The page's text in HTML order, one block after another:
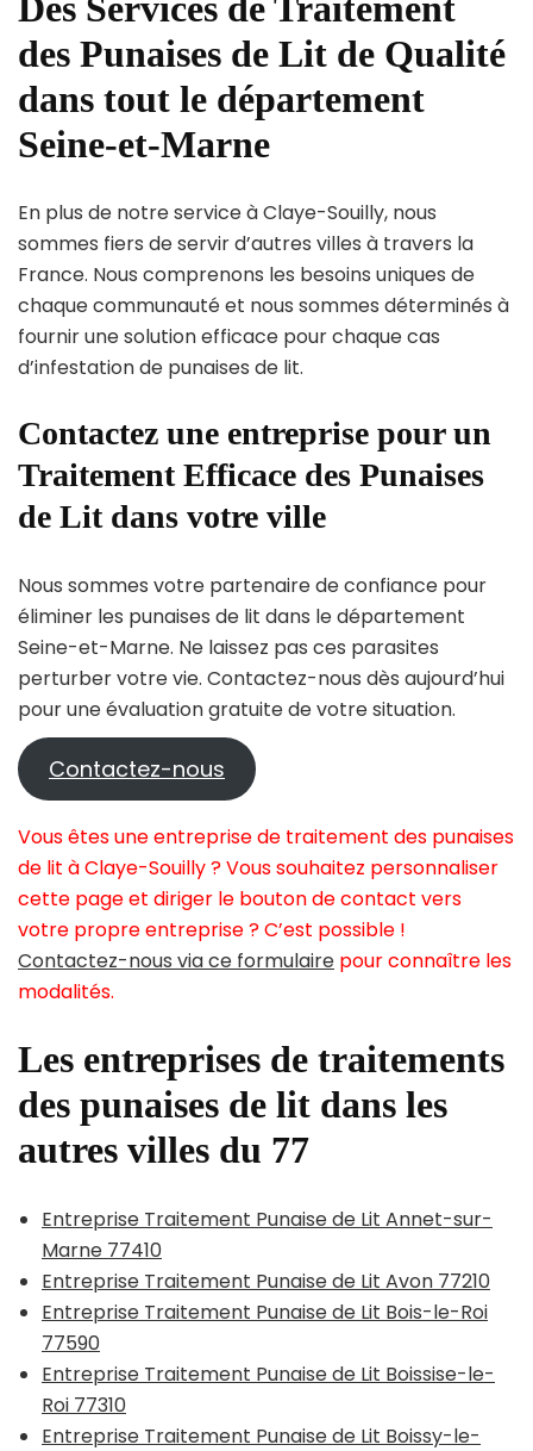
des Punaises de Lit de Qualité
dans tout le département
Seine-et-Marne
En plus de notre service à Claye-Souilly, nous
sommes fiers de servir d’autres villes à travers la
France. Nous comprenons les besoins uniques de
chaque communauté et nous sommes déterminés à
fournir une solution efficace pour chaque cas
d’infestation de punaises de lit.
Contactez une entreprise pour un
Traitement Efficace des Punaises
de Lit dans votre ville
Nous sommes votre partenaire de confiance pour
éliminer les punaises de lit dans le département
Seine-et-Marne. Ne laissez pas ces parasites
perturber votre vie. Contactez-nous dès aujourd’hui
pour une évaluation gratuite de votre situation.
Contactez-nous
Vous êtes une entreprise de traitement des punaises
de lit à Claye-Souilly ? Vous souhaitez personnaliser
cette page et diriger le bouton de contact vers
votre propre entreprise ? C’est possible !
Contactez-nous via ce formulaire pour connaître les
modalités.
Les entreprises de traitements
des punaises de lit dans les
autres villes du 77
Entreprise Traitement Punaise de Lit Annet-sur-
Marne 77410
Entreprise Traitement Punaise de Lit Avon 77210
Entreprise Traitement Punaise de Lit Bois-le-Roi
77590
Entreprise Traitement Punaise de Lit Boissise-le-
Roi 77310
Entreprise Traitement Punaise de Lit Boissy-le-